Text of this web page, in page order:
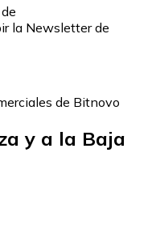
la Newsletter de
de Bitnovo
y a la Baja